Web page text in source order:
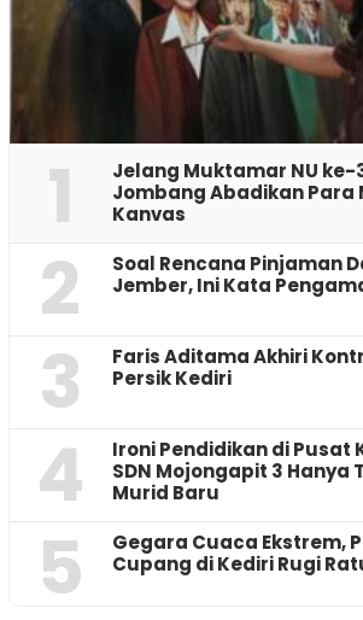
1
Jelang Muktamar NU ke-
Jombang Abadikan Para
Kanvas
2
‎Soal Rencana Pinjaman
Jember, Ini Kata
3
Faris Aditama Akhiri
Persik Kediri
4
Ironi Pendidikan di Pusat
SDN Mojongapit 3 Hanya
Murid Baru
5
‎Gegara Cuaca Ekstrem,
Cupang di Kediri Rugi